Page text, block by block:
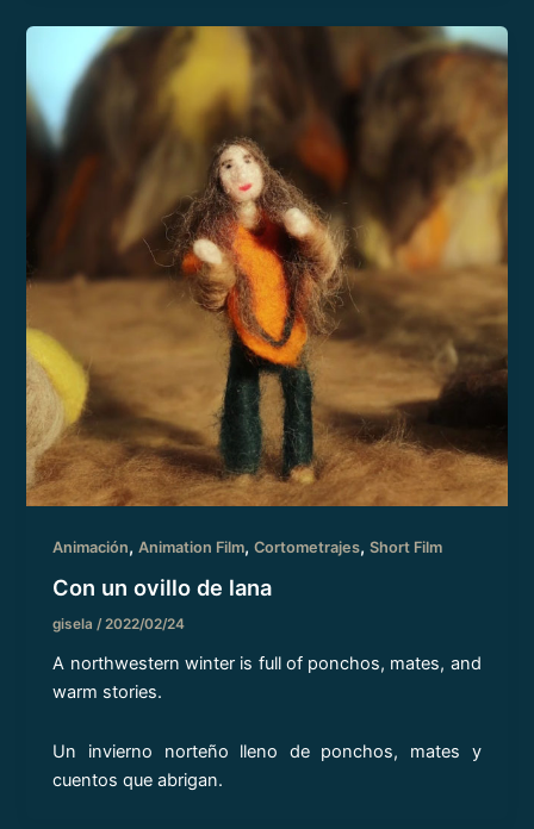
Animación,Animation Film,Cortometrajes,Short Film
Con un ovillo de lana
gisela/2022/02/24
A northwestern winter is full of ponchos, mates, and
warm stories.
Un invierno norteño lleno de ponchos, mates y
cuentos que abrigan.